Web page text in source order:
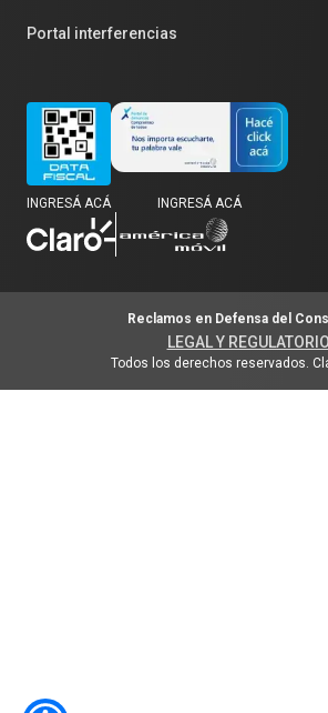
Portal interferencias
INGRESÁ ACÁ INGRESÁ ACÁ
Todos los derechos reservados.
LEGAL Y REGULATORIO
Reclamos en Defensa del